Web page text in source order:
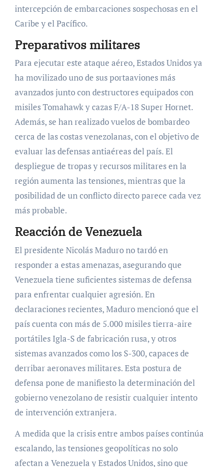
intercepción de embarcaciones sospechosas en el
Caribe y el Pacífico.
Preparativos militares
Para ejecutar este ataque aéreo, Estados Unidos ya
ha movilizado uno de sus portaaviones más
avanzados junto con destructores equipados con
misiles Tomahawk y cazas F/A-18 Super Hornet.
Además, se han realizado vuelos de bombardeo
cerca de las costas venezolanas, con el objetivo de
evaluar las defensas antiaéreas del país. El
despliegue de tropas y recursos militares en la
región aumenta las tensiones, mientras que la
posibilidad de un conflicto directo parece cada vez
más probable.
Reacción de Venezuela
El presidente Nicolás Maduro no tardó en
responder a estas amenazas, asegurando que
Venezuela tiene suficientes sistemas de defensa
para enfrentar cualquier agresión. En
declaraciones recientes, Maduro mencionó que el
país cuenta con más de 5.000 misiles tierra-aire
portátiles Igla-S de fabricación rusa, y otros
sistemas avanzados como los S-300, capaces de
derribar aeronaves militares. Esta postura de
defensa pone de manifiesto la determinación del
gobierno venezolano de resistir cualquier intento
de intervención extranjera.
A medida que la crisis entre ambos países continúa
escalando, las tensiones geopolíticas no solo
afectan a Venezuela y Estados Unidos, sino que